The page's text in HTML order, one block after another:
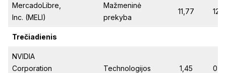
MercadoLibre,
Inc. (MELI)
Mažmeninė
prekyba
11,77
Trečiadienis
NVIDIA
Corporation
Technologijos 1,45